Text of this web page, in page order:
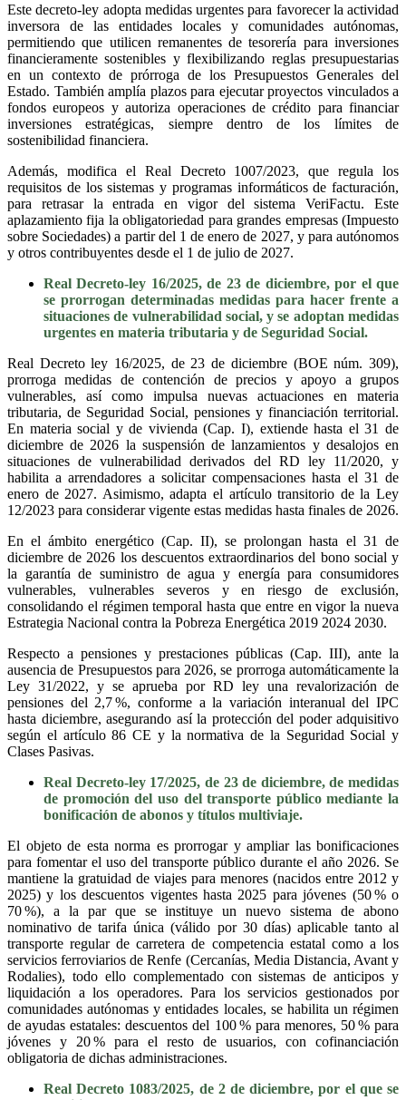
Este decreto-ley adopta medidas urgentes para favorecer la actividad
inversora de las entidades locales y comunidades autónomas,
permitiendo que utilicen remanentes de tesorería para inversiones
financieramente sostenibles y flexibilizando reglas presupuestarias
en un contexto de prórroga de los Presupuestos Generales del
Estado. También amplía plazos para ejecutar proyectos vinculados a
fondos europeos y autoriza operaciones de crédito para financiar
inversiones estratégicas, siempre dentro de los límites de
sostenibilidad financiera.
Además, modifica el Real Decreto 1007/2023, que regula los
requisitos de los sistemas y programas informáticos de facturación,
para retrasar la entrada en vigor del sistema VeriFactu. Este
aplazamiento fija la obligatoriedad para grandes empresas (Impuesto
sobre Sociedades) a partir del 1 de enero de 2027, y para autónomos
y otros contribuyentes desde el 1 de julio de 2027.
Real Decreto-ley 16/2025, de 23 de diciembre, por el que
se prorrogan determinadas medidas para hacer frente a
situaciones de vulnerabilidad social, y se adoptan medidas
urgentes en materia tributaria y de Seguridad Social.
Real Decreto ley 16/2025, de 23 de diciembre (BOE núm. 309),
prorroga medidas de contención de precios y apoyo a grupos
vulnerables, así como impulsa nuevas actuaciones en materia
tributaria, de Seguridad Social, pensiones y financiación territorial.
En materia social y de vivienda (Cap. I), extiende hasta el 31 de
diciembre de 2026 la suspensión de lanzamientos y desalojos en
situaciones de vulnerabilidad derivados del RD ley 11/2020, y
habilita a arrendadores a solicitar compensaciones hasta el 31 de
enero de 2027. Asimismo, adapta el artículo transitorio de la Ley
12/2023 para considerar vigente estas medidas hasta finales de 2026.
En el ámbito energético (Cap. II), se prolongan hasta el 31 de
diciembre de 2026 los descuentos extraordinarios del bono social y
la garantía de suministro de agua y energía para consumidores
vulnerables, vulnerables severos y en riesgo de exclusión,
consolidando el régimen temporal hasta que entre en vigor la nueva
Estrategia Nacional contra la Pobreza Energética 2019 2024 2030.
Respecto a pensiones y prestaciones públicas (Cap. III), ante la
ausencia de Presupuestos para 2026, se prorroga automáticamente la
Ley 31/2022, y se aprueba por RD ley una revalorización de
pensiones del 2,7 %, conforme a la variación interanual del IPC
hasta diciembre, asegurando así la protección del poder adquisitivo
según el artículo 86 CE y la normativa de la Seguridad Social y
Clases Pasivas.
Real Decreto-ley 17/2025, de 23 de diciembre, de medidas
de promoción del uso del transporte público mediante la
bonificación de abonos y títulos multiviaje.
El objeto de esta norma es prorrogar y ampliar las bonificaciones
para fomentar el uso del transporte público durante el año 2026. Se
mantiene la gratuidad de viajes para menores (nacidos entre 2012 y
2025) y los descuentos vigentes hasta 2025 para jóvenes (50 % o
70 %), a la par que se instituye un nuevo sistema de abono
nominativo de tarifa única (válido por 30 días) aplicable tanto al
transporte regular de carretera de competencia estatal como a los
servicios ferroviarios de Renfe (Cercanías, Media Distancia, Avant y
Rodalies), todo ello complementado con sistemas de anticipos y
liquidación a los operadores. Para los servicios gestionados por
comunidades autónomas y entidades locales, se habilita un régimen
de ayudas estatales: descuentos del 100 % para menores, 50 % para
jóvenes y 20 % para el resto de usuarios, con cofinanciación
obligatoria de dichas administraciones.
Real Decreto 1083/2025, de 2 de diciembre, por el que se